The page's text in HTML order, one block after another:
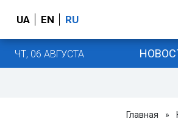
UA EN RU
ЧТ, 06 АВГУСТА
Главная »